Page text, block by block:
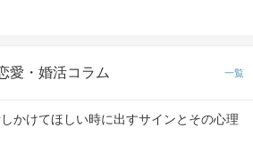
愛・婚活コラム 一覧
かけてほしい時に出すサインとその心理